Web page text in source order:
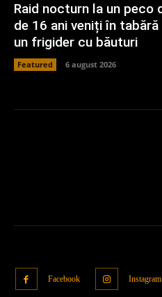
Raid nocturn la un peco
de 16 ani veniți în
un frigider cu băuturi
Featured 6 august 2026
Facebook Instagram